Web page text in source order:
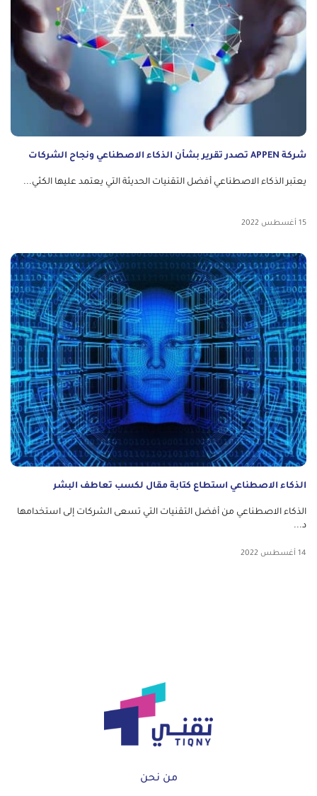
شركة APPEN تصدر تقرير بشأن الذكاء الاصطناعي ونجاح الشركات
يعتبر الذكاء الاصطناعي أفضل التقنيات الحديثة التي يعتمد عليها الكثي...
15 أغسطس 2022
الذكاء الاصطناعي استطاع كتابة مقال لكسب تعاطف البشر
الذكاء الاصطناعي من أفضل التقنيات التي تسعى الشركات إلى استخدامها
د...
14 أغسطس 2022
من نحن